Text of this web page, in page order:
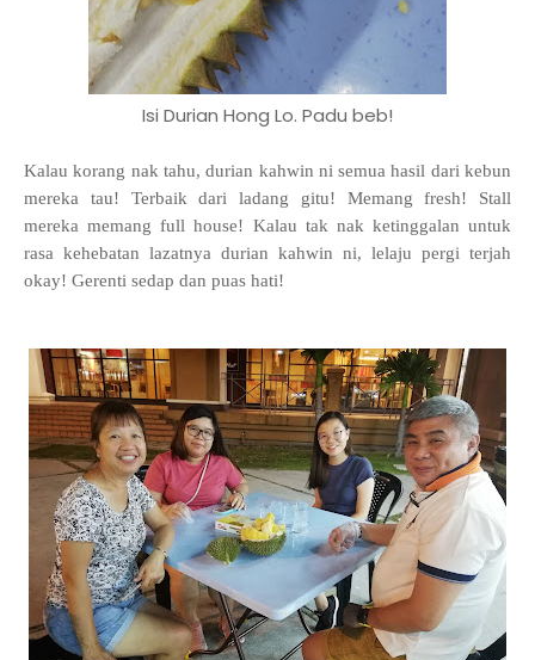
Isi Durian Hong Lo. Padu beb!
Kalau korang nak tahu, durian kahwin ni semua hasil dari kebun
mereka tau! Terbaik dari ladang gitu! Memang fresh! Stall
mereka memang full house! Kalau tak nak ketinggalan untuk
rasa kehebatan lazatnya durian kahwin ni, lelaju pergi terjah
okay! Gerenti sedap dan puas hati!